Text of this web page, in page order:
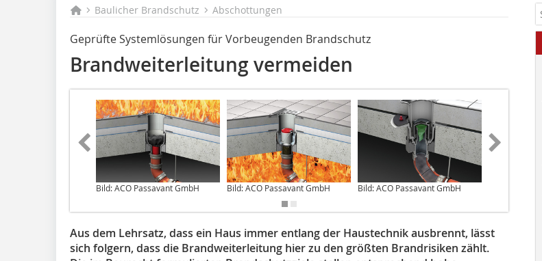
Baulicher Brandschutz Abschottungen
Geprüfte Systemlösungen für Vorbeugenden Brandschutz
Brandweiterleitung vermeiden
Bild: ACO Passavant GmbH Bild: ACO Passavant GmbH Bild: ACO Passavant GmbH Bild: ACO
Aus dem Lehrsatz, dass ein Haus immer entlang der Haustechnik ausbrennt, lässt
sich folgern, dass die Brandweiterleitung hier zu den größten Brandrisiken zählt.